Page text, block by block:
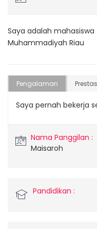
Saya adalah
Muhammadiyah Riau
Pengalaman
Saya pernah bekerja
Nama Panggilan :
Maisaroh
Pandidikan :